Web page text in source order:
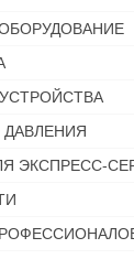
ЭКСПРЕСС-